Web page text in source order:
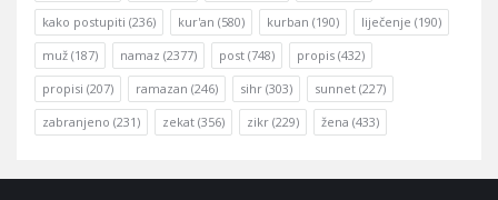
kako postupiti (236) kur'an (580) kurban (190) liječenje (190)
muž (187) namaz (2377) post (748) propis (432)
propisi (207) ramazan (246) sihr (303) sunnet (227)
zabranjeno (231) zekat (356) zikr (229) žena (433)